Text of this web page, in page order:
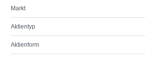
Markt
Aktientyp
Aktienform